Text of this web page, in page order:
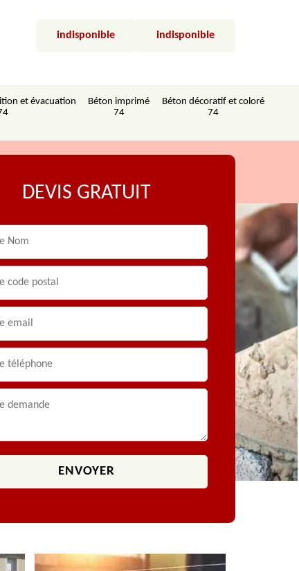
indisponible indisponible
et évacuation
Béton imprimé
74
Béton décoratif et coloré
74
DEVIS GRATUIT